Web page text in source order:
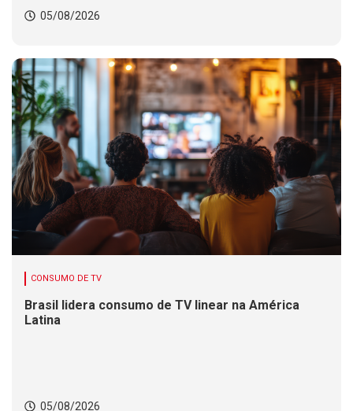
05/08/2026
CONSUMO DE TV
Brasil lidera consumo de TV linear na América
Latina
05/08/2026